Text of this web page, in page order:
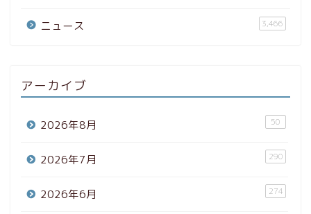
ニュース 3,466
アーカイブ
2026年8月 50
2026年7月 290
2026年6月 274